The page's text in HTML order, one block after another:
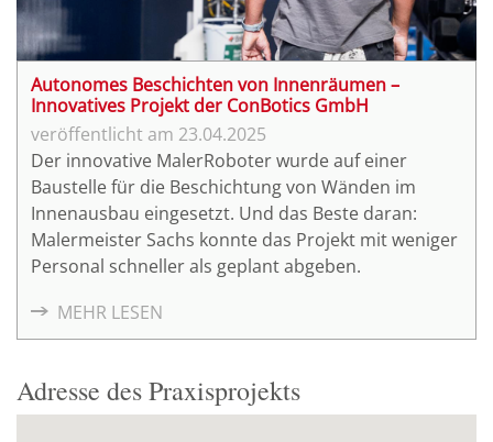
Autonomes Beschichten von Innenräumen –
Innovatives Projekt der ConBotics GmbH
23.04.2025
Der innovative MalerRoboter wurde auf einer
Baustelle für die Beschichtung von Wänden im
Innenausbau eingesetzt. Und das Beste daran:
Malermeister Sachs konnte das Projekt mit weniger
Personal schneller als geplant abgeben.
MEHR LESEN
Adresse des Praxisprojekts